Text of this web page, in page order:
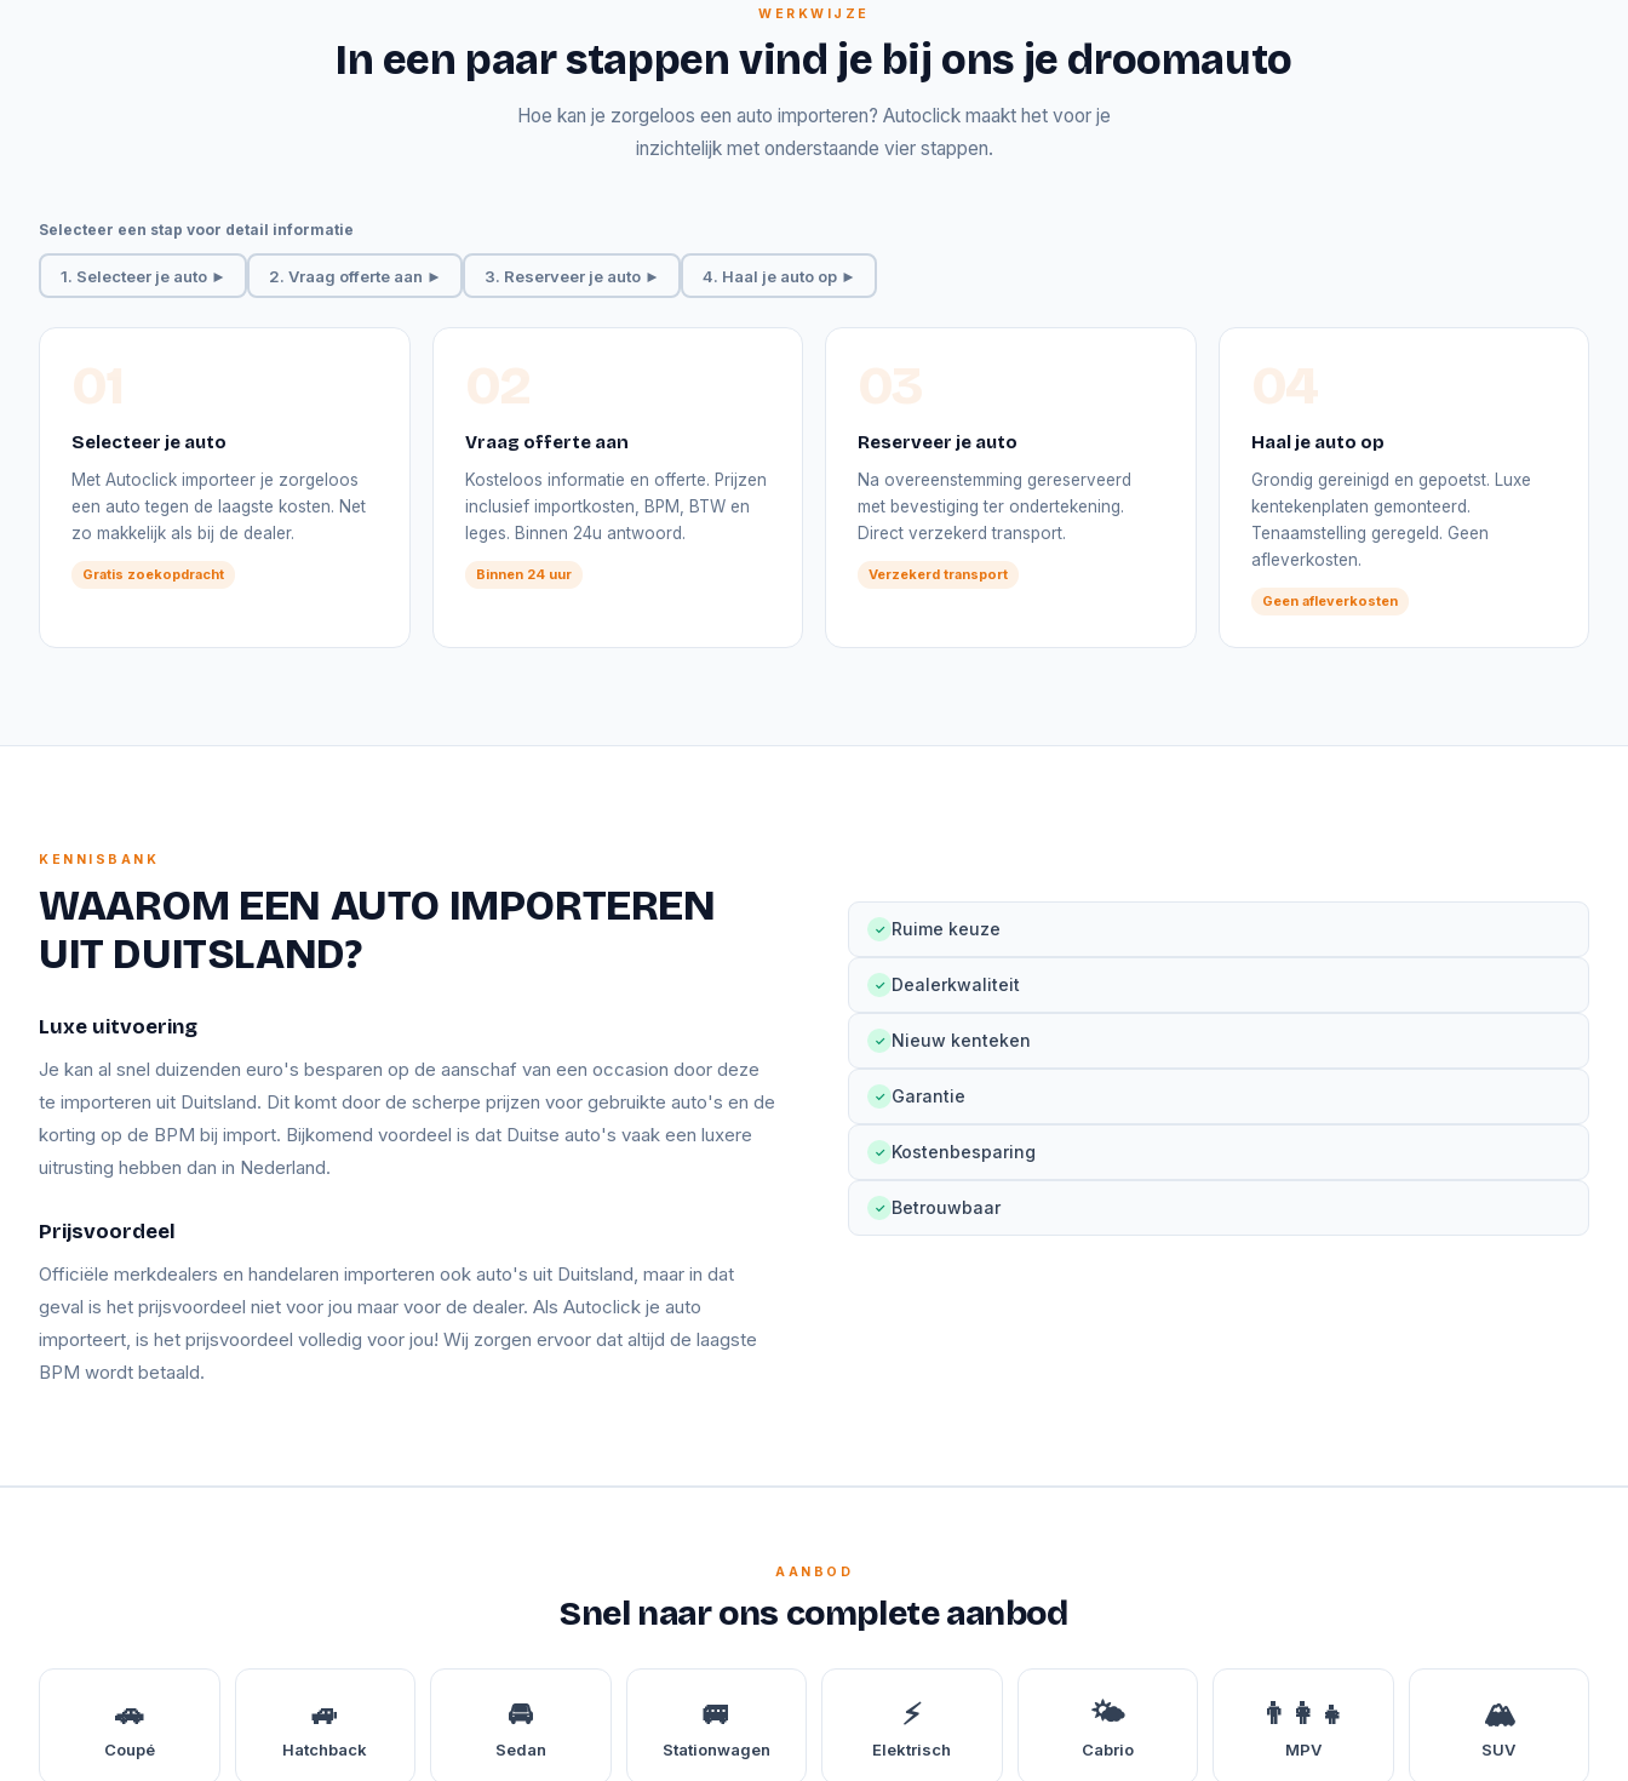
WERKWIJZE
In een paar stappen vind je bij ons je droomauto
Hoe kan je zorgeloos een auto importeren? Autoclick maakt het voor je
inzichtelijk met onderstaande vier stappen.
Selecteer een stap voor detail informatie
1. Selecteer je auto ► 2. Vraag offerte aan ► 3. Reserveer je auto ► 4. Haal je auto op ►
01
Selecteer je auto
Met Autoclick importeer je zorgeloos
een auto tegen de laagste kosten. Net
zo makkelijk als bij de dealer.
Gratis zoekopdracht
02
Vraag offerte aan
Kosteloos informatie en offerte. Prijzen
inclusief importkosten, BPM, BTW en
leges. Binnen 24u antwoord.
Binnen 24 uur
03
Reserveer je auto
Na overeenstemming gereserveerd
met bevestiging ter ondertekening.
Direct verzekerd transport.
Verzekerd transport
04
Haal je auto op
Grondig gereinigd en gepoetst. Luxe
kentekenplaten gemonteerd.
Tenaamstelling geregeld. Geen
afleverkosten.
Geen afleverkosten
KENNISBANK
WAAROM EEN AUTO IMPORTEREN
UIT DUITSLAND?
Luxe uitvoering
Je kan al snel duizenden euro's besparen op de aanschaf van een occasion door deze
te importeren uit Duitsland. Dit komt door de scherpe prijzen voor gebruikte auto's en de
korting op de BPM bij import. Bijkomend voordeel is dat Duitse auto's vaak een luxere
uitrusting hebben dan in Nederland.
Prijsvoordeel
Officiële merkdealers en handelaren importeren ook auto's uit Duitsland, maar in dat
geval is het prijsvoordeel niet voor jou maar voor de dealer. Als Autoclick je auto
importeert, is het prijsvoordeel volledig voor jou! Wij zorgen ervoor dat altijd de laagste
BPM wordt betaald.
✓ Ruime keuze
✓ Dealerkwaliteit
✓ Nieuw kenteken
✓ Garantie
✓ Kostenbesparing
✓ Betrouwbaar
AANBOD
Snel naar ons complete aanbod
🚗
Coupé
🚙
Hatchback
🚘
Sedan
🚐
Stationwagen
⚡
Elektrisch
🌤️
Cabrio
👨‍👩‍👧
MPV
🏔️
SUV